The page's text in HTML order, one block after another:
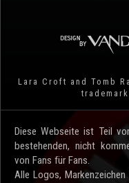
Lara Croft and Tomb
Diese Webseite ist Teil
bestehenden, nicht
von Fans für Fans.
Alle Logos,